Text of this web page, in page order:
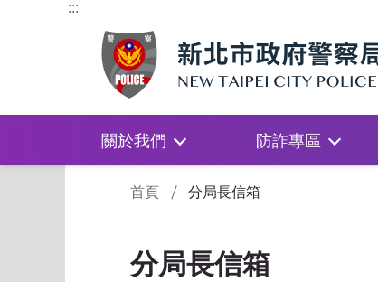
:::
關於我們 防詐專區
首頁
分局長信箱
分局長信箱